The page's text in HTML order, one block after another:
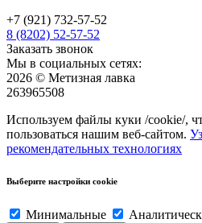
+7 (921) 732-57-52
8 (8202) 52-57-52
Заказать звонок
Мы в социальных сетях:
2026 © Метизная лавка
263965508
Используем файлы куки /cookie/,
пользоваться нашим веб-сайтом.
рекомендательных технологиях
Выберите настройки cookie
Минимальные